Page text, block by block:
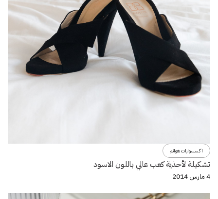
اكسسوارات هوانم
تشكيلة لأحذية كعب عالي باللون الاسود
4 مارس 2014